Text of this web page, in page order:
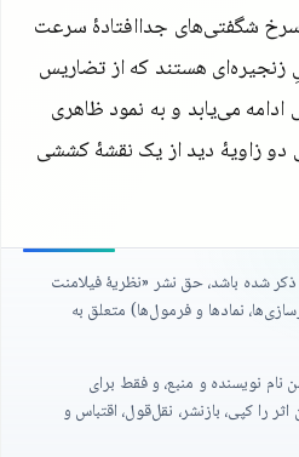
شگفتی‌های جداافتادهٔ سرعت
زنجیره‌ای هستند که از تضاریس
ادامه می‌یابد و به نمود ظاهری
زاویهٔ دید از یک نقشهٔ کششی
شده باشد، حق نشر «نظریهٔ فیلامنت
نمادها و فرمول‌ها) متعلق به
نام نویسنده و منبع، و فقط برای
را کپی، بازنشر، نقل‌قول، اقتباس و